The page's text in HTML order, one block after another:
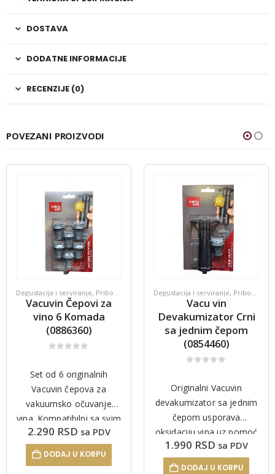
DOSTAVA
DODATNE INFORMACIJE
RECENZIJE (0)
POVEZANI PROIZVODI
Degustacija i serviranje, Pribor za vino
Vacuvin Čepovi za
vino 6 Komada
(0886360)
Set od 6 originalnih
Vacuvin čepova za
vakuumsko očuvanje
vina. Kompatibilni sa svim
Vacuvin Wine Saver
uređajima. Višekratni,
2.290 RSD sa PDV
DODAJ U KORPU
Degustacija i serviranje, Pribor za vino
Vacu vin
Devakumizator Crni
sa jednim čepom
(0854460)
Originalni Vacuvin
devakumizator sa jednim
čepom usporava
oksidaciju vina uz pomoć
vakuum sistema.
Kvalitetna i dugotrajna
1.990 RSD sa PDV
DODAJ U KORPU